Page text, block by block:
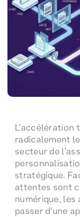
L’accélération
radicalement
secteur de
stratégique.
attentes sont
numérique, les
passer d’une